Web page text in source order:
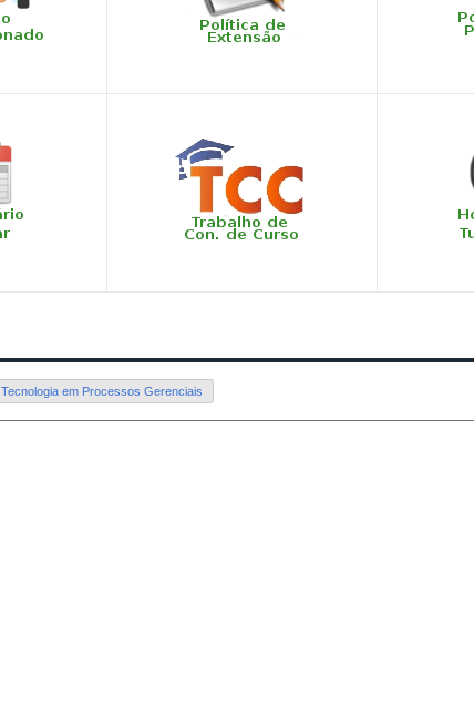
Tecnologia em Processos Gerenciais